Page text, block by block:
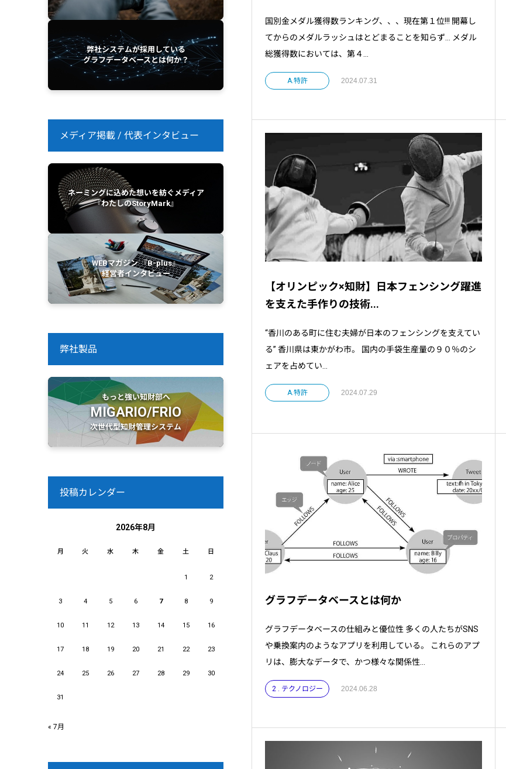
国別金メダル獲得数ランキング、、、現在第１位!!! 開幕し
てからのメダルラッシュはとどまることを知らず… メダル
総獲得数においては、第４...
A.特許 2024.07.31
【オリンピック×知財】日本フェンシング躍進
を支えた手作りの技術...
“香川のある町に住む夫婦が日本のフェンシングを支えてい
る” 香川県は東かがわ市。 国内の手袋生産量の９０％のシ
ェアを占めてい...
A.特許 2024.07.29
グラフデータベースとは何か
グラフデータベースの仕組みと優位性 多くの人たちがSNS
や乗換案内のようなアプリを利用している。 これらのアプ
リは、膨大なデータで、かつ様々な関係性...
2 . テクノロジー 2024.06.28
弊社システムが採用している
グラフデータベースとは何か？
メディア掲載 / 代表インタビュー
ネーミングに込めた想いを紡ぐメディア
『わたしのStoryMark』
WEBマガジン 『B-plus』
経営者インタビュー
弊社製品
もっと強い知財部へ
MIGARIO/FRIO
次世代型知財管理システム
投稿カレンダー
2026年8月
月 火 水 木 金 土 日
1 2
3 4 5 6 7 8 9
10 11 12 13 14 15 16
17 18 19 20 21 22 23
24 25 26 27 28 29 30
31
« 7月